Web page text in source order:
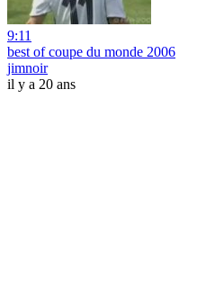
9:11
best of coupe du monde 2006
jimnoir
il y a 20 ans